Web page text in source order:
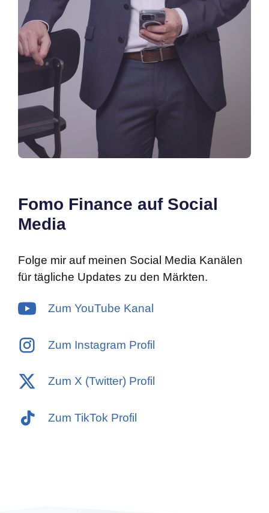
Fomo Finance auf Social
Media
Folge mir auf meinen Social Media Kanälen
für tägliche Updates zu den Märkten.
Zum YouTube Kanal
Zum Instagram Profil
Zum X (Twitter) Profil
Zum TikTok Profil